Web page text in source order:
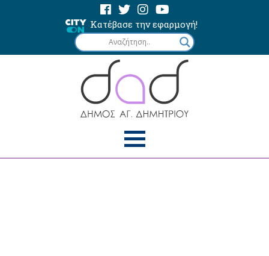
Κατέβασε την εφαρμογή!